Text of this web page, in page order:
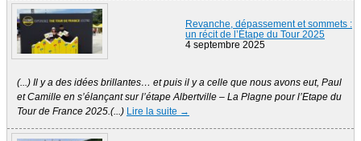
Revanche, dépassement et sommets :
un récit de l’Étape du Tour 2025
4 septembre 2025
(...) Il y a des idées brillantes… et puis il y a celle que nous avons eut, Paul
et Camille en s’élançant sur l’étape Albertville – La Plagne pour l’Etape du
Tour de France 2025.(...) Lire la suite →